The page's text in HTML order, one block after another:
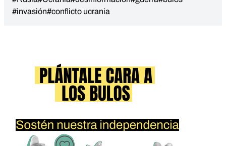
#invasión#conflicto ucrania